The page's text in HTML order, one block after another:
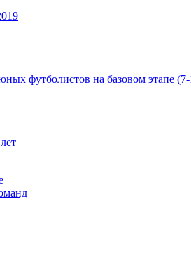
футболистов на базовом этапе (7-